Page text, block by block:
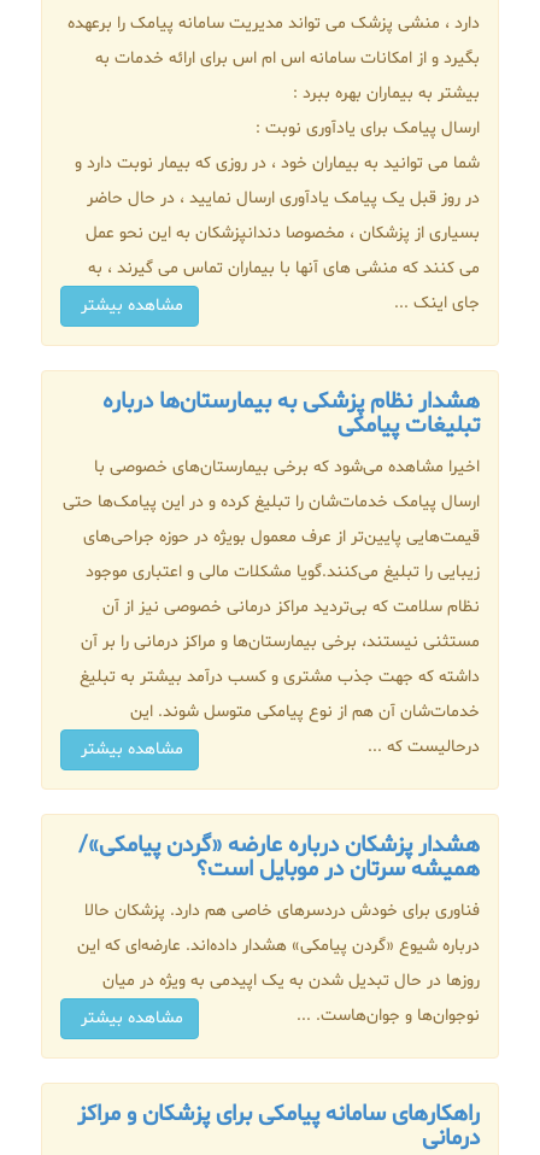
دارد ، منشی پزشک می تواند مدیریت سامانه پیامک را برعهده
بگیرد و از امکانات سامانه اس ام اس برای ارائه خدمات به
بیشتر به بیماران بهره ببرد :
ارسال پیامک برای یادآوری نوبت :
شما می توانید به بیماران خود ، در روزی که بیمار نوبت دارد و
در روز قبل یک پیامک یادآوری ارسال نمایید ، در حال حاضر
بسیاری از پزشکان ، مخصوصا دندانپزشکان به این نحو عمل
می کنند که منشی های آنها با بیماران تماس می گیرند ، به
جای اینک ...
مشاهده بیشتر
هشدار نظام پزشکی به بیمارستان‌ها درباره
تبلیغات پیامکی
اخیرا مشاهده می‌شود که برخی بیمارستان‌های خصوصی با
ارسال پیامک خدمات‌شان را تبلیغ کرده و در این پیامک‌ها حتی
قیمت‌هایی پایین‌تر از عرف معمول بویژه در حوزه جراحی‌های
زیبایی را تبلیغ می‌کنند.گویا مشکلات مالی و اعتباری موجود
نظام سلامت که بی‌تردید مراکز درمانی خصوصی نیز از آن
مستثنی نیستند، برخی بیمارستان‌ها و مراکز درمانی را بر آن
داشته که جهت جذب مشتری و کسب درآمد بیشتر به تبلیغ
خدمات‌شان آن هم از نوع پیامکی متوسل شوند. این
درحالیست که ...
مشاهده بیشتر
هشدار پزشکان درباره عارضه «گردن پیامکی»/
همیشه سرتان در موبایل است؟
فناوری برای خودش دردسرهای خاصی هم دارد. پزشکان حالا
درباره شیوع «گردن پیامکی» هشدار داده‌اند. عارضه‌ای که این
روزها در حال تبدیل شدن به یک اپیدمی به ویژه در میان
نوجوان‌ها و جوان‌هاست. ...
مشاهده بیشتر
راهکارهای سامانه پیامکی برای پزشکان و مراکز
درمانی